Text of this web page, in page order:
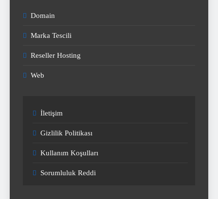
Domain
Marka Tescili
Reseller Hosting
Web
İletişim
Gizlilik Politikası
Kullanım Koşulları
Sorumluluk Reddi